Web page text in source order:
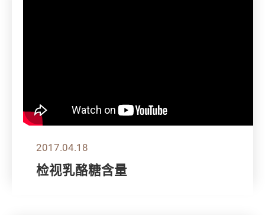
2017.04.18
检视乳酪糖含量